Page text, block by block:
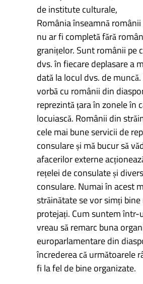
de institute culturale,
România înseamnă
nu ar fi completă fără
granițelor. Sunt românii pe
dvs. în fiecare deplasare a
dată la locul dvs. de
vorbă cu românii din
reprezintă țara în zonele în
locuiască. Românii din
cele mai bune servicii de
consulare și mă bucur să
afacerilor externe
rețelei de consulate și
consulare. Numai în acest
străinătate se vor simți
protejați. Cum suntem într-
vreau să remarc buna
europarlamentare din
încrederea că următoarele
fi la fel de bine organizate.